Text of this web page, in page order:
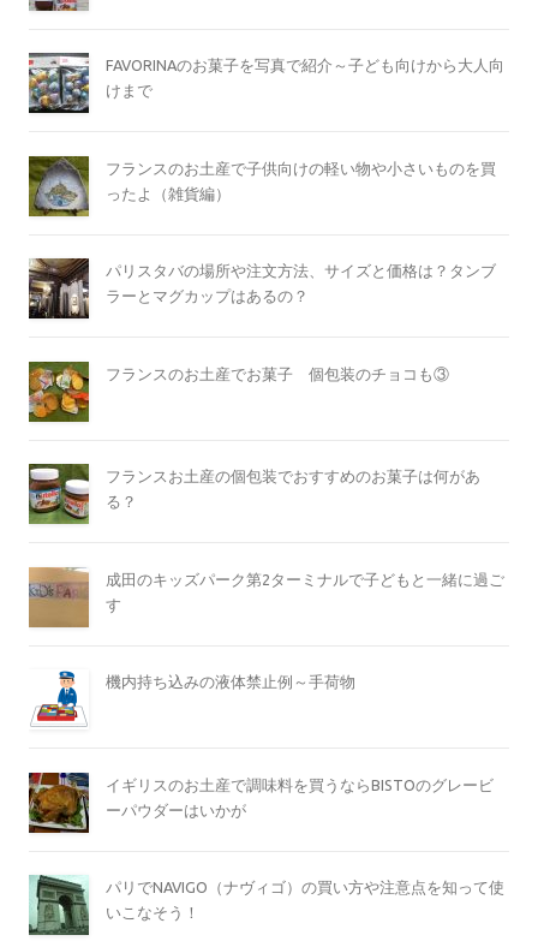
FAVORINAのお菓子を写真で紹介～子ども向けから大人向
けまで
フランスのお土産で子供向けの軽い物や小さいものを買
ったよ（雑貨編）
パリスタバの場所や注文方法、サイズと価格は？タンブ
ラーとマグカップはあるの？
フランスのお土産でお菓子 個包装のチョコも③
フランスお土産の個包装でおすすめのお菓子は何があ
る？
成田のキッズパーク第2ターミナルで子どもと一緒に過ご
す
機内持ち込みの液体禁止例～手荷物
イギリスのお土産で調味料を買うならBISTOのグレービ
ーパウダーはいかが
パリでNAVIGO（ナヴィゴ）の買い方や注意点を知って使
いこなそう！